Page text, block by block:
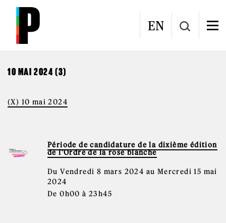
Aller au contenu principal
EN
CALENDRIER
10 MAI 2024 (3)
(X) 10 mai 2024
Période de candidature de la dixième édition
de l'Ordre de la rose blanche
Du Vendredi 8 mars 2024 au Mercredi 15 mai
2024
De 0h00 à 23h45